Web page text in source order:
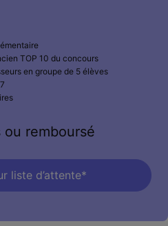
TOP 10 du concours
en groupe de 5 élèves
ou remboursé
liste d’attente*